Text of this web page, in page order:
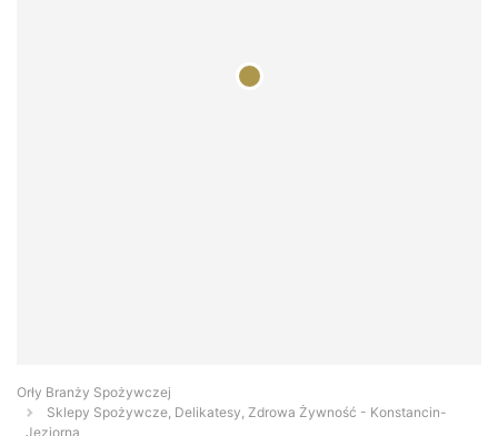
Orły Branży Spożywczej
Sklepy Spożywcze, Delikatesy, Zdrowa Żywność - Konstancin-
Jeziorna